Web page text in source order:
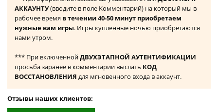
АККАУНТУ(вводите в поле Комментарий) на который мы в
рабочее время в течении 40-50 минут приобретаем
нужные вам игры. Игры купленные ночью приобретаются
нами утром.
*** При включеннойДВУХЭТАПНОЙ АУТЕНТИФИКАЦИИ
просьба заранее в комментарии выслать КОД
ВОССТАНОВЛЕНИЯ для мгновенного входа в аккаунт.
Отзывы наших клиентов: